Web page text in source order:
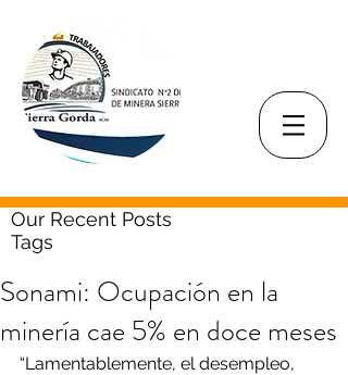
Our Recent Posts
Tags
Sonami: Ocupación en la
minería cae 5% en doce meses
“Lamentablemente, el desempleo,